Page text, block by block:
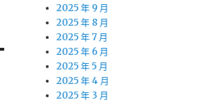
2025 年 9 月
2025 年 8 月
2025 年 7 月
2025 年 6 月
2025 年 5 月
2025 年 4 月
2025 年 3 月